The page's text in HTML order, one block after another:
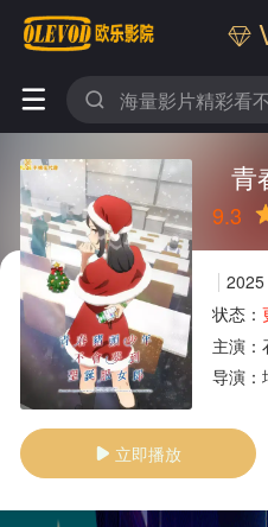
 
9.3
很差较差还行推荐力荐
2025
状态：
主演：
导演：
 立即播放